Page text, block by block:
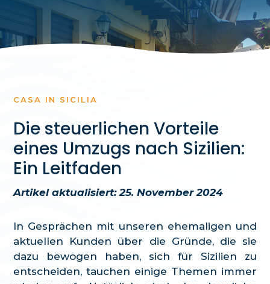
CASA IN SICILIA
Die steuerlichen Vorteile
eines Umzugs nach Sizilien:
Ein Leitfaden
Artikel aktualisiert: 25. November 2024
In Gesprächen mit unseren ehemaligen und
aktuellen Kunden über die Gründe, die sie
dazu bewogen haben, sich für Sizilien zu
entscheiden, tauchen einige Themen immer